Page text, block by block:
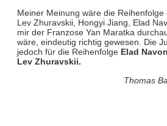
Meiner Meinung wäre die
Lev Zhuravskii, Hongyi Jiang, Elad
mir der Franzose Yan Maratka
wäre, eindeutig richtig gewesen. Die
jedoch für die Reihenfolge Elad
Lev Zhuravskii.
Thomas